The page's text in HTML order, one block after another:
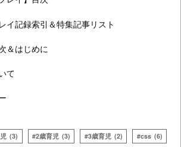
イ記録索引＆特集記事リスト
＆はじめに
て
(3) 2歳育児 (3) 3歳育児 (2) css (6)